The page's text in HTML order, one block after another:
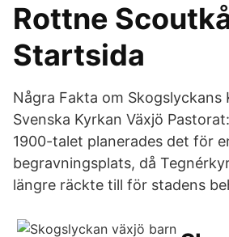
Rottne
Startsida
Några Fakta om Skogslyckans
Svenska Kyrkan Växjö
1900-talet planerades det för
begravningsplats, då
längre räckte till för stadens